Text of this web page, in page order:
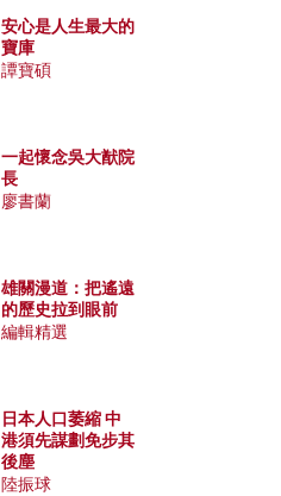
安心是人生最大的
寶庫
譚寶碩
一起懷念吳大猷院
長
廖書蘭
雄關漫道：把遙遠
的歷史拉到眼前
編輯精選
日本人口萎縮 中
港須先謀劃免步其
後塵
陸振球